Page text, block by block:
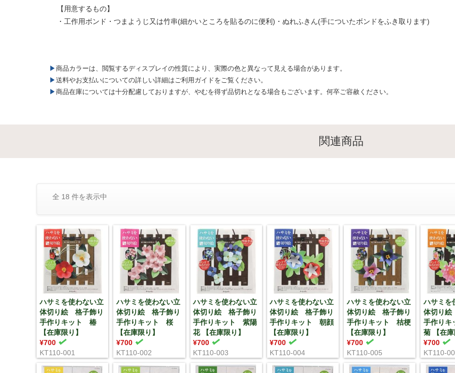
【用意するもの】
・工作用ボンド・つまようじ又は竹串(細かいところを貼るのに便利)・ぬれふきん(手についたボンドをふき取ります)
▶商品カラーは、閲覧するディスプレイの性質により、実際の色と異なって見える場合があります。
▶送料やお支払いについての詳しい詳細はご利用ガイドをご覧ください。
▶商品在庫については十分配慮しておりますが、やむを得ず品切れとなる場合もございます。何卒ご容赦ください。
関連商品
全 18 件を表示中
ハサミを使わない立
体切り絵 格子飾り
手作りキット 椿
【在庫限り】
¥700
KT110-001
ハサミを使わない立
体切り絵 格子飾り
手作りキット 桜
【在庫限り】
¥700
KT110-002
ハサミを使わない立
体切り絵 格子飾り
手作りキット 紫陽
花 【在庫限り】
¥700
KT110-003
ハサミを使わない立
体切り絵 格子飾り
手作りキット 朝顔
【在庫限り】
¥700
KT110-004
ハサミを使わない立
体切り絵 格子飾り
手作りキット 桔梗
【在庫限り】
¥700
KT110-005
ハサミを
体切り
手作り
菊 【在
¥700
KT110-